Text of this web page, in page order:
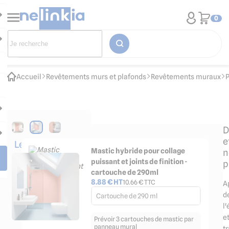
0
Accueil Revêtements murs et plafonds Revêtements muraux
Les
accessoires
indispensables
Mastic hybride pour collage
puissant et joints de finition -
cartouche de 290ml
8.88€ HT10.66€ TTC
Cartouche de 290 ml
Prévoir 3 cartouches de mastic par
panneau mural
et